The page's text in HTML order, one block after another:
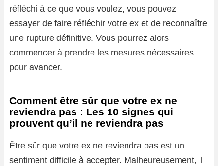
réfléchi à ce que vous voulez, vous pouvez
essayer de faire réfléchir votre ex et de reconnaître
une rupture définitive. Vous pourrez alors
commencer à prendre les mesures nécessaires
pour avancer.
Comment être sûr que votre ex ne
reviendra pas : Les 10 signes qui
prouvent qu’il ne reviendra pas
Être sûr que votre ex ne reviendra pas est un
sentiment difficile à accepter. Malheureusement, il